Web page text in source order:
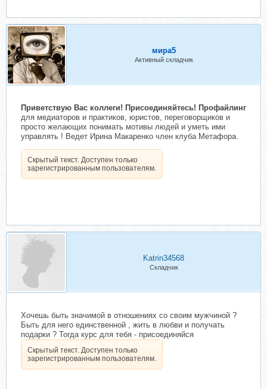
мира5
Активный складчик
Приветствую Вас коллеги! Присоединяйтесь! Профайлинг
для медиаторов и практиков, юристов, переговорщиков и
просто желающих понимать мотивы людей и уметь ими
управлять ! Ведет Ирина Макаренко член клуба Метафора.
Скрытый текст. Доступен только
зарегистрированным пользователям.
Katrin34568
Складчик
Хочешь быть значимой в отношениях со своим мужчиной ?
Быть для него единственной , жить в любви и получать
подарки ? Тогда курс для тебя - присоединяйся
Скрытый текст. Доступен только
зарегистрированным пользователям.